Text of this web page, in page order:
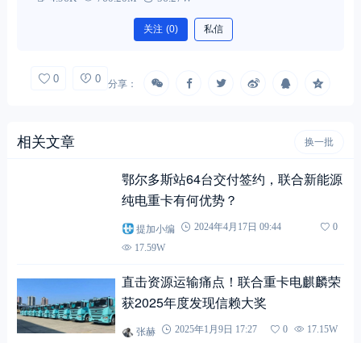
关注 (0) 私信
0 0 分享：
相关文章 换一批
鄂尔多斯站64台交付签约，联合新能源
纯电重卡有何优势？
提加小编 2024年4月17日 09:44
0
17.59W
直击资源运输痛点！联合重卡电麒麟荣
获2025年度发现信赖大奖
张赫 2025年1月9日 17:27 0 17.15W